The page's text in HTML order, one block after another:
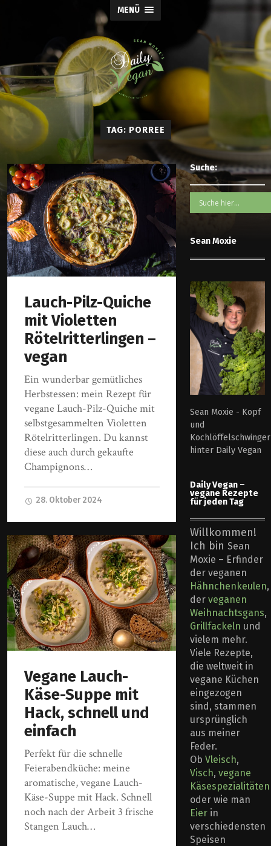
MENÜ
TAG: PORREE
Lauch-Pilz-Quiche
mit Violetten
Rötelritterlingen –
vegan
Ein wunderbar gemütliches
Herbstessen: mein Rezept für
vegane Lauch-Pilz-Quiche mit
selbstgesammelten Violetten
Rötelritterlingen. Du kannst
diese auch durch gekaufte
Champignons…
28. Oktober 2024
Vegane Lauch-
Käse-Suppe mit
Hack, schnell und
einfach
Perfekt für die schnelle
Feierabendküche: meine
aromatische, vegane Lauch-
Käse-Suppe mit Hack. Schnell
noch nach der Arbeit 3 frische
Stangen Lauch…
Suche:
Sean Moxie
Sean Moxie - Kopf
und
Kochlöffelschwinger
hinter Daily Vegan
Daily Vegan –
vegane Rezepte
für jeden Tag
Willkommen!
Ich bin Sean
Moxie – Erfinder
der veganen
Hähnchenkeulen,
der veganen
Weihnachtsgans,
Grillfackeln und
vielem mehr.
Viele Rezepte,
die weltweit in
vegane Küchen
eingezogen
sind, stammen
ursprünglich
aus meiner
Feder.
Ob Vleisch,
Visch, vegane
Käsespezialitäten
oder wie man
Eierin
verschiedensten
Speisen